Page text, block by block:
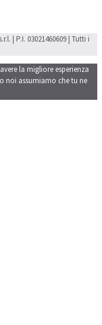
| P.I. 03021460609 | Tutti i
la migliore esperienza
noi assumiamo che tu ne